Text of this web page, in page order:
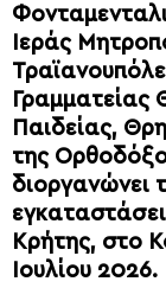
Ιεράς
Γραμματείας
Παιδείας,
της
διοργανώνει
Κρήτης, στο
Ιουλίου 2026.